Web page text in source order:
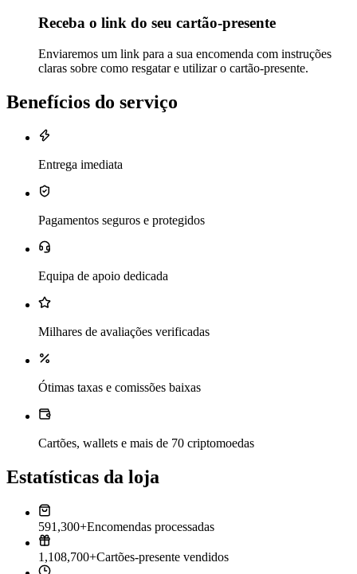
Receba o link do seu cartão-presente
Enviaremos um link para a sua encomenda com instruções
claras sobre como resgatar e utilizar o cartão-presente.
Benefícios do serviço
Entrega imediata
Pagamentos seguros e protegidos
Equipa de apoio dedicada
Milhares de avaliações verificadas
Ótimas taxas e comissões baixas
Cartões, wallets e mais de 70 criptomoedas
Estatísticas da loja
591,300+Encomendas processadas
1,108,700+Cartões-presente vendidos